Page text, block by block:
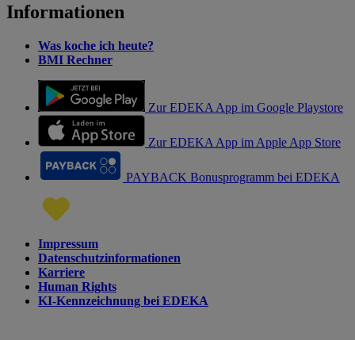
Informationen
Was koche ich heute?
BMI Rechner
Zur EDEKA App im Google Playstore
Zur EDEKA App im Apple App Store
PAYBACK Bonusprogramm bei EDEKA
Impressum
Datenschutzinformationen
Karriere
Human Rights
KI-Kennzeichnung bei EDEKA